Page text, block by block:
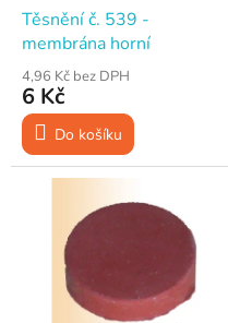
dTěsnění č. 539 -
membrána horní
4,96 Kč bez DPH
6 Kč
Do košíku